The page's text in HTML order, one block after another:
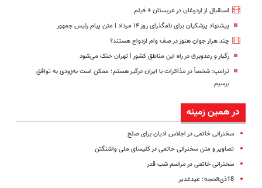
استقبال از اردوغان در عربستان + فیلم
پیشنهاد پزشکیان برای نامگذرای روز ۱۴ مرداد | متن پیام رئیس جمهور
چند هزار جوان هنوز در صف وام ازدواج هستند؟
رگبار و رعدوبرق در راه این مناطق کشور | تهران خنک می‌شود
ترامپ: شخصاً در مذاکرات با ایران درگیر هستم؛ ممکن است به‌زودی به توافق
برسیم
در همین زمینه
سخنرانی خاتمی در اجلاس ادیان برای صلح
تصاویر و متن سخنرانی خاتمی در کلیسای ملی واشنگتن
سخنرانی خاتمی در مراسم شب قدر
18‌ذی‌الحجه؛ عید‌غدیر